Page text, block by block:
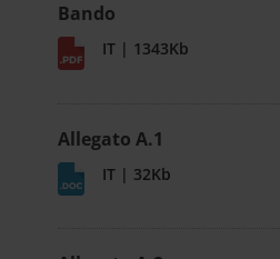
Bando
IT | 1343Kb
Allegato A.1
IT | 32Kb